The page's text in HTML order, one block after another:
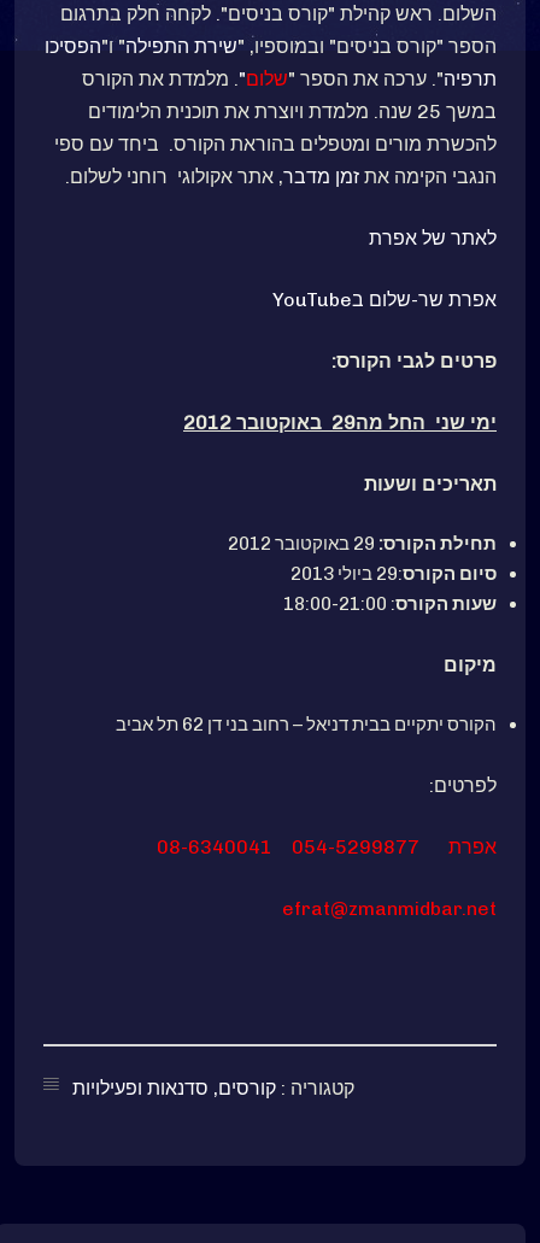
השלום. ראש קהילת "קורס בניסים". לקחה חלק בתרגום
הספר "קורס בניסים" ובמוספיו, "שירת התפילה" ו"הפסיכו
תרפיה". ערכה את הספר "שלום". מלמדת את הקורס
במשך 25 שנה. מלמדת ויוצרת את תוכנית הלימודים
להכשרת מורים ומטפלים בהוראת הקורס. ביחד עם ספי
הנגבי הקימה את זמן מדבר, אתר אקולוגי רוחני לשלום.
לאתר של אפרת
אפרת שר-שלום בYouTube
פרטים לגבי הקורס:
ימי שני החל מה29 באוקטובר 2012
תאריכים ושעות
תחילת הקורס: 29 באוקטובר 2012
סיום הקורס:29 ביולי 2013
שעות הקורס: 18:00-21:00
מיקום
הקורס יתקיים בבית דניאל – רחוב בני דן 62 תל אביב
לפרטים:
אפרת 054-5299877 08-6340041
efrat@zmanmidbar.net
קטגוריה : קורסים, סדנאות ופעילויות